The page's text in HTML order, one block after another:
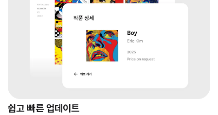
쉽고 빠른 업데이트